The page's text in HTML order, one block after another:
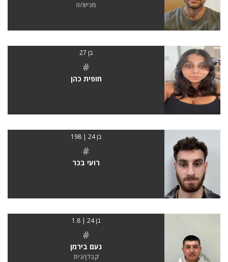
מגיש/ה
בן 27
#
חופית כהן
בן 24 | 198
#
רועי בכר
בן 24 | 1.8
#
נעם בירמן
קבלן/נית